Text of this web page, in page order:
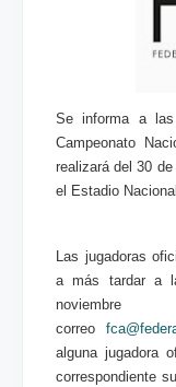
Se informa a
Campeonato
realizará del 30
el Estadio
Las jugadoras
a más tardar a
correo
alguna jugadora
correspondiente